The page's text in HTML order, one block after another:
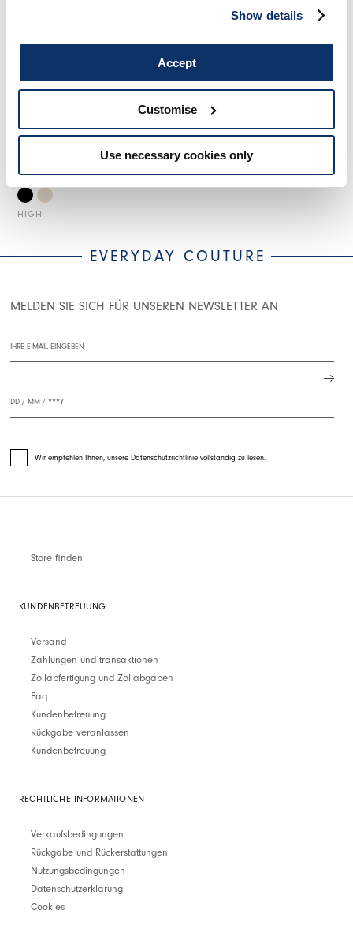
Show details
Accept
Customise
Use necessary cookies only
HIGH
EVERYDAY COUTURE
MELDEN SIE SICH FÜR UNSEREN NEWSLETTER AN
Wir empfehlen Ihnen, unsere Datenschutzrichtlinie vollständig zu lesen.
Store finden
KUNDENBETREUUNG
Versand
Zahlungen und transaktionen
Zollabfertigung und Zollabgaben
Faq
Kundenbetreuung
Rückgabe veranlassen
Kundenbetreuung
RECHTLICHE INFORMATIONEN
Verkaufsbedingungen
Rückgabe und Rückerstattungen
Nutzungsbedingungen
Datenschutzerklärung
Cookies